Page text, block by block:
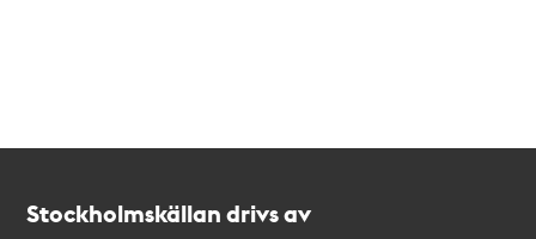
Stockholmskällan drivs av